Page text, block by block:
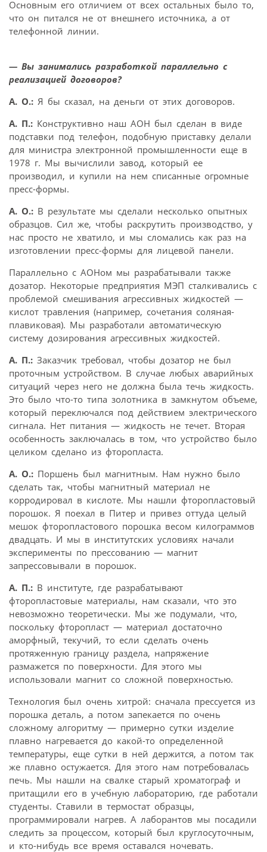
Основным его отличием от всех остальных было то,
что он питался не от внешнего источника, а от
телефонной линии.
— Вы занимались разработкой параллельно с
реализацией договоров?
А. О.: Я бы сказал, на деньги от этих договоров.
А. П.: Конструктивно наш АОН был сделан в виде
подставки под телефон, подобную приставку делали
для министра электронной промышленности еще в
1978 г. Мы вычислили завод, который ее
производил, и купили на нем списанные огромные
пресс-формы.
А. О.: В результате мы сделали несколько опытных
образцов. Сил же, чтобы раскрутить производство, у
нас просто не хватило, и мы сломались как раз на
изготовлении пресс-формы для лицевой панели.
Параллельно с АОНом мы разрабатывали также
дозатор. Некоторые предприятия МЭП сталкивались с
проблемой смешивания агрессивных жидкостей —
кислот травления (например, сочетания соляная-
плавиковая). Мы разработали автоматическую
систему дозирования агрессивных жидкостей.
А. П.: Заказчик требовал, чтобы дозатор не был
проточным устройством. В случае любых аварийных
ситуаций через него не должна была течь жидкость.
Это было что-то типа золотника в замкнутом объеме,
который переключался под действием электрического
сигнала. Нет питания — жидкость не течет. Вторая
особенность заключалась в том, что устройство было
целиком сделано из фторопласта.
А. О.: Поршень был магнитным. Нам нужно было
сделать так, чтобы магнитный материал не
корродировал в кислоте. Мы нашли фторопластовый
порошок. Я поехал в Питер и привез оттуда целый
мешок фторопластового порошка весом килограммов
двадцать. И мы в институтских условиях начали
эксперименты по прессованию — магнит
запрессовывали в порошок.
А. П.: В институте, где разрабатывают
фторопластовые материалы, нам сказали, что это
невозможно теоретически. Мы же подумали, что,
поскольку фторопласт — материал достаточно
аморфный, текучий, то если сделать очень
протяженную границу раздела, напряжение
размажется по поверхности. Для этого мы
использовали магнит со сложной поверхностью.
Технология был очень хитрой: сначала прессуется из
порошка деталь, а потом запекается по очень
сложному алгоритму — примерно сутки изделие
плавно нагревается до какой-то определенной
температуры, еще сутки в ней держится, а потом так
же плавно остужается. Для этого нам потребовалась
печь. Мы нашли на свалке старый хроматограф и
притащили его в учебную лабораторию, где работали
студенты. Ставили в термостат образцы,
программировали нагрев. А лаборантов мы посадили
следить за процессом, который был круглосуточным,
и кто-нибудь все время оставался ночевать.